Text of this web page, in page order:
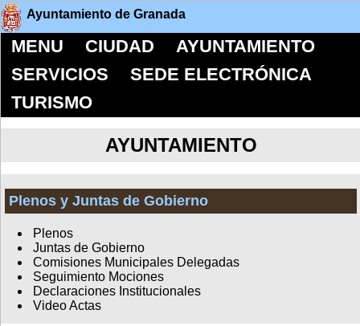
Ayuntamiento de Granada
MENU CIUDAD
AYUNTAMIENTO
SERVICIOS
SEDE ELECTRÓNICA
TURISMO
AYUNTAMIENTO
Plenos y Juntas de Gobierno
Plenos
Juntas de Gobierno
Comisiones Municipales Delegadas
Seguimiento Mociones
Declaraciones Institucionales
Video Actas